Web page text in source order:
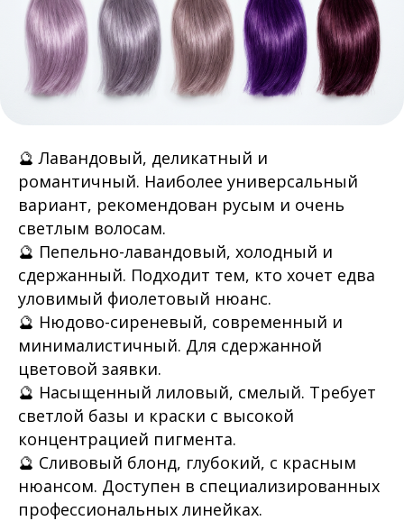
🔮 Лавандовый, деликатный и
романтичный. Наиболее универсальный
вариант, рекомендован русым и очень
светлым волосам.
🔮 Пепельно-лавандовый, холодный и
сдержанный. Подходит тем, кто хочет едва
уловимый фиолетовый нюанс.
🔮 Нюдово-сиреневый, современный и
минималистичный. Для сдержанной
цветовой заявки.
🔮 Насыщенный лиловый, смелый. Требует
светлой базы и краски с высокой
концентрацией пигмента.
🔮 Сливовый блонд, глубокий, с красным
нюансом. Доступен в специализированных
профессиональных линейках.